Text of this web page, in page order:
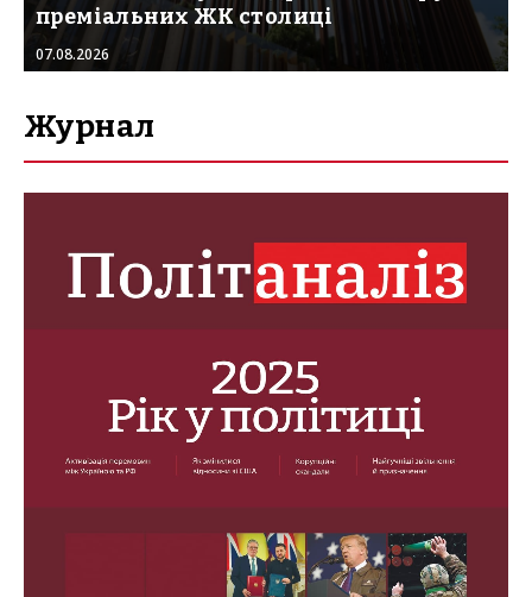
преміальних ЖК столиці
07.08.2026
Журнал